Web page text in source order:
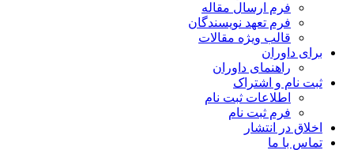
فرم ارسال مقاله
فرم تعهد نویسندگان
قالب ویژه مقالات
برای داوران
راهنمای داوران
ثبت نام و اشتراک
اطلاعات ثبت نام
فرم ثبت نام
اخلاق در انتشار
تماس با ما